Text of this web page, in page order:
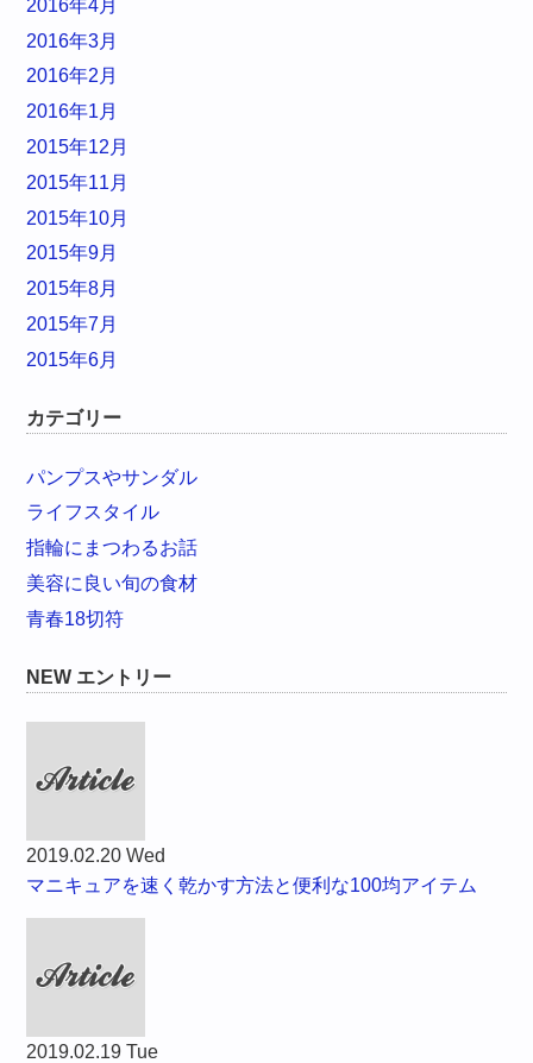
2016年4月
2016年3月
2016年2月
2016年1月
2015年12月
2015年11月
2015年10月
2015年9月
2015年8月
2015年7月
2015年6月
カテゴリー
パンプスやサンダル
ライフスタイル
指輪にまつわるお話
美容に良い旬の食材
青春18切符
NEW エントリー
2019.02.20 Wed
マニキュアを速く乾かす方法と便利な100均アイテム
2019.02.19 Tue